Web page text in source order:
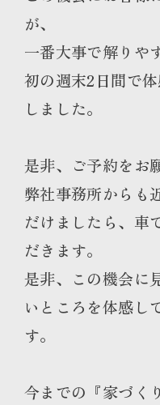
が、
一番大事で解りや
初の週末2日間で
しました。
是非、ご予約をお
弊社事務所からも
だけましたら、車
だきます。
是非、この機会に
いところを体感し
す。
今までの『家づく